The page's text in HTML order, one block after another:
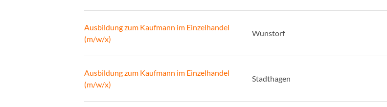
Ausbildung zum Kaufmann im Einzelhandel
(m/w/x)
Wunstorf
Ausbildung zum Kaufmann im Einzelhandel
(m/w/x)
Stadthagen